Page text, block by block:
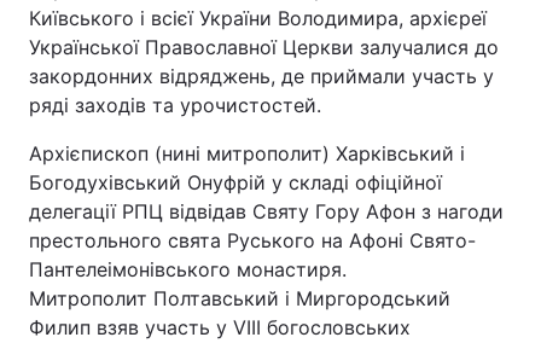
Київського і всієї України Володимира, архієреї
Української Православної Церкви залучалися до
закордонних відряджень, де приймали участь у
ряді заходів та урочистостей.
Архієпископ (нині митрополит) Харківський і
Богодухівський Онуфрій у складі офіційної
делегації РПЦ відвідав Святу Гору Афон з нагоди
престольного свята Руського на Афоні Свято-
Пантелеімонівського монастиря.
Митрополит Полтавський і Миргородський
Филип взяв участь у VIII богословських